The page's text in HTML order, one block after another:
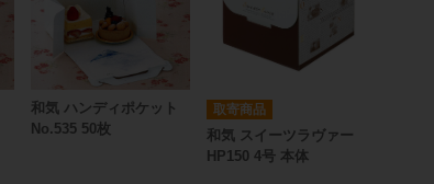
和気 ハンディポケット
No.535 50枚
取寄商品
和気 スイーツラヴァー
HP150 4号 本体